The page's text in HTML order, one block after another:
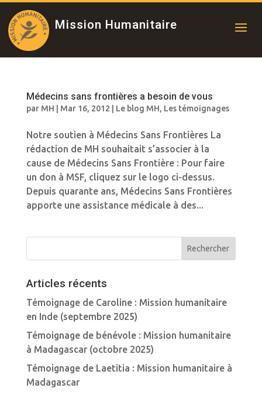
Mission Humanitaire
Médecins sans frontières a besoin de vous
par MH Mar 16, 2012 Le blog MH, Les témoignages
Notre soutien à Médecins Sans Frontières La
rédaction de MH souhaitait s’associer à la
cause de Médecins Sans Frontière : Pour faire
un don à MSF, cliquez sur le logo ci-dessus.
Depuis quarante ans, Médecins Sans Frontières
apporte une assistance médicale à des...
Articles récents
Témoignage de Caroline : Mission humanitaire
en Inde (septembre 2025)
Témoignage de bénévole : Mission humanitaire
à Madagascar (octobre 2025)
Témoignage de Laetitia : Mission humanitaire à
Madagascar